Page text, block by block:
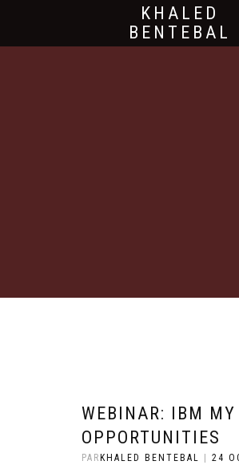
KHALED
BENTEBAL
WEBINAR: IBM
OPPORTUNITIES
PAR KHALED BENTEBAL 24